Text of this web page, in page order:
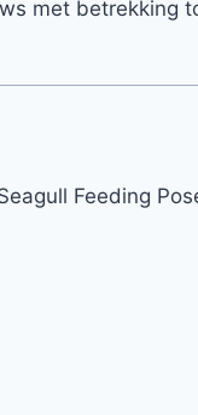
met betrekking
Feeding